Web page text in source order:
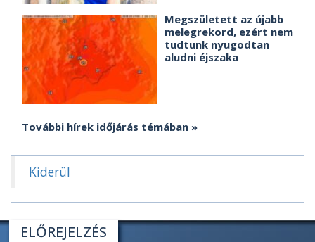
Megszületett az újabb
melegrekord, ezért nem
tudtunk nyugodtan
aludni éjszaka
További hírek időjárás témában
Kiderül
ELŐREJELZÉS